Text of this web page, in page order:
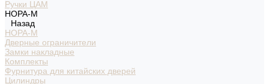
Ручки ЦАМ
НОРА-М
Назад
НОРА-М
Дверные ограничители
Замки накладные
Комплекты
Фурнитура для китайских дверей
Цилиндры